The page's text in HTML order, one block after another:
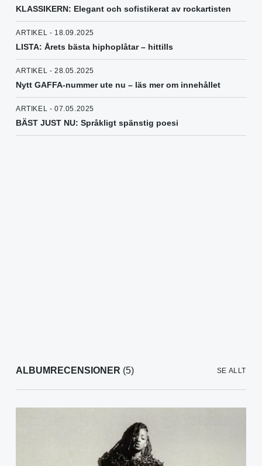
KLASSIKERN: Elegant och sofistikerat av rockartisten
ARTIKEL - 18.09.2025
LISTA: Årets bästa hiphoplåtar – hittills
ARTIKEL - 28.05.2025
Nytt GAFFA-nummer ute nu – läs mer om innehållet
ARTIKEL - 07.05.2025
BÄST JUST NU: Språkligt spänstig poesi
ALBUMRECENSIONER (5) SE ALLT